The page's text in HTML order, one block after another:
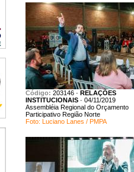
Código: 203146 - RELAÇÕES
INSTITUCIONAIS - 04/11/2019
Assembléia Regional do Orçamento
Participativo Região Norte
Foto: Luciano Lanes / PMPA